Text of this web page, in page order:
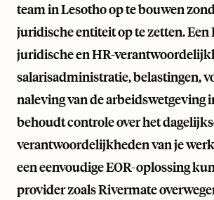
team in Lesotho op te bouwen
juridische entiteit op te zetten. Een
juridische en HR-
salarisadministratie, belastingen,
naleving van de arbeidswetgeving
behoudt controle over het
verantwoordelijkheden van je
een eenvoudige EOR-oplossing
provider zoalsRivermate